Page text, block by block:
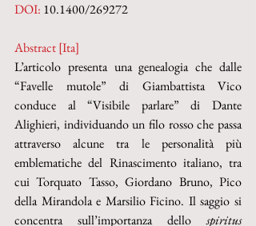
DOI: 10.1400/269272
Abstract [Ita]
L’articolo presenta una genealogia che dalle
“Favelle mutole” di Giambattista Vico
conduce al “Visibile parlare” di Dante
Alighieri, individuando un filo rosso che passa
attraverso alcune tra le personalità più
emblematiche del Rinascimento italiano, tra
cui Torquato Tasso, Giordano Bruno, Pico
della Mirandola e Marsilio Ficino. Il saggio si
concentra sull’importanza dello spiritus